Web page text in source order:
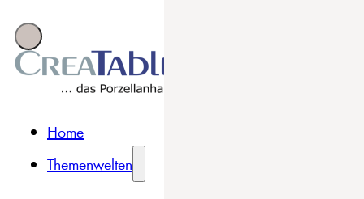
Home
Themenwelten